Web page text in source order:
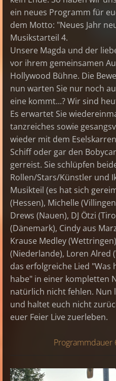
ein neues Programm für
dem Motto: "Neues Jahr
Musikstarteil 4.
Unsere Magda und der
vor ihrem gemeinsamen
Hollywood Bühne. Die
nun warten Sie nur noch
eine kommt...? Wir sind
Es erwartet Sie
tanzreiches sowie
wieder mit dem
Schiff oder gar den
gerreist. Sie schlüpfen
Rollen/Stars/Künstler und
Musikteil (es hat sich
(Hessen), Michelle
Drews (Nauen), DJ Ötzi
(Dänemark), Cindy aus
Krause Medley
(Niederlande), Loren Alred
das erfolgreiche Lied "Was
habe" in einer kompletten
natürlich nicht fehlen. Nun
und haltet euch nicht
euer Feier Live zuerleben.
Programmdauer